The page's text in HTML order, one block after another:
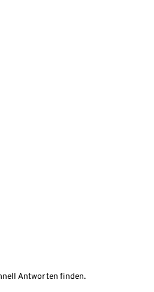
Antworten finden.